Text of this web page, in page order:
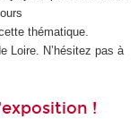
thématique.
Loire. N’hésitez pas à
!